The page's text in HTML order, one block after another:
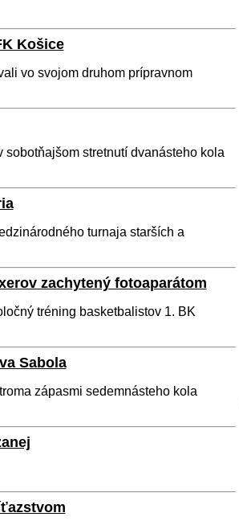
Košice
vo svojom druhom prípravnom
stretnutí dvanásteho kola
turnaja starších a
zachytený fotoaparátom
tréning basketbalistov 1. BK
Sabola
zápasmi sedemnásteho kola